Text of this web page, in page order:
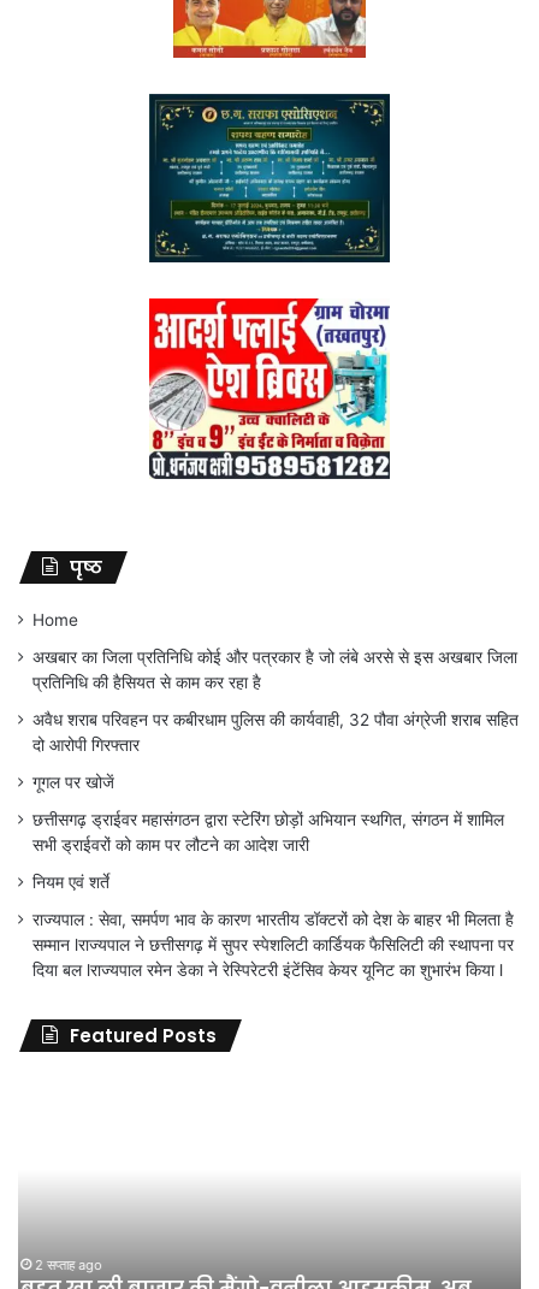
पृष्ठ
Home
अखबार का जिला प्रतिनिधि कोई और पत्रकार है जो लंबे अरसे से इस अखबार जिला
प्रतिनिधि की हैसियत से काम कर रहा है
अवैध शराब परिवहन पर कबीरधाम पुलिस की कार्यवाही, 32 पौवा अंग्रेजी शराब सहित
दो आरोपी गिरफ्तार
गूगल पर खोजें
छत्तीसगढ़ ड्राईवर महासंगठन द्वारा स्टेरिंग छोड़ों अभियान स्थगित, संगठन में शामिल
सभी ड्राईवरों को काम पर लौटने का आदेश जारी
नियम एवं शर्ते
राज्यपाल : सेवा, समर्पण भाव के कारण भारतीय डॉक्टरों को देश के बाहर भी मिलता है
सम्मान lराज्यपाल ने छत्तीसगढ़ में सुपर स्पेशलिटी कार्डियक फैसिलिटी की स्थापना पर
दिया बल lराज्यपाल रमेन डेका ने रेस्पिरेटरी इंटेंसिव केयर यूनिट का शुभारंभ किया l
Featured Posts
शिक्षा जून 11, 2026